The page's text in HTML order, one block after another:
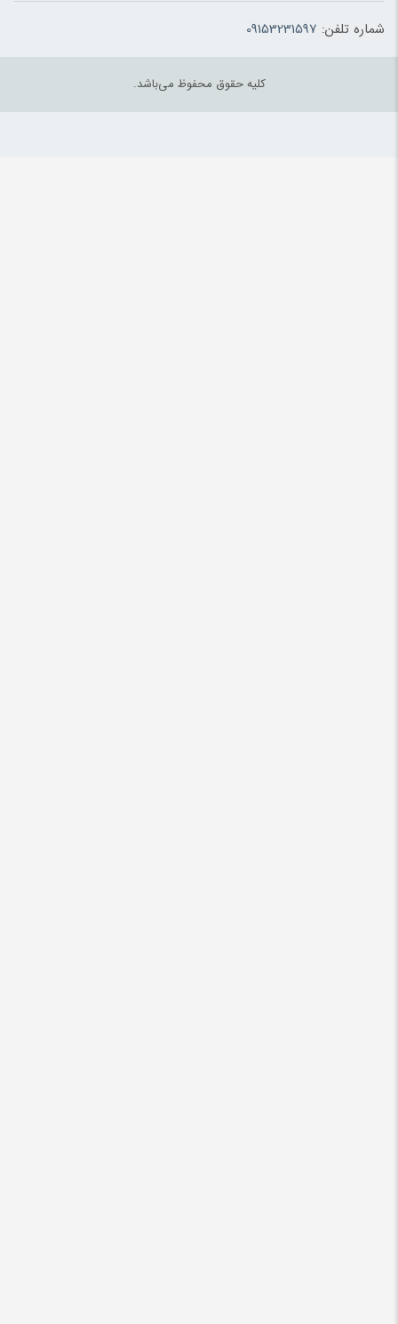
شماره تلفن: 09153231597
کلیه حقوق محفوظ می‌باشد.